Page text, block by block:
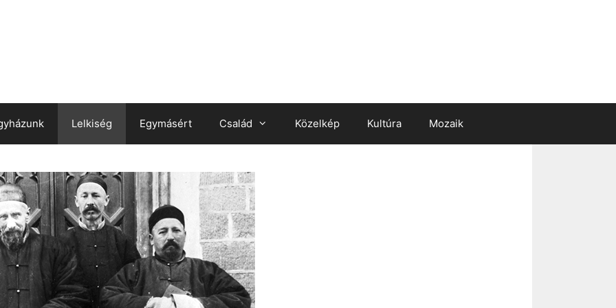
Lelkiség Egymásért Család Közelkép Kultúra Mozaik